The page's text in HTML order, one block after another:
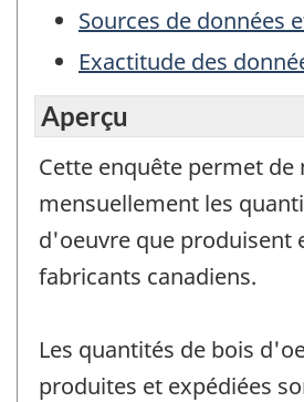
Sources de données
Exactitude des
Aperçu
Cette enquête permet de
mensuellement les
d'oeuvre que produisent
fabricants canadiens.
Les quantités de bois
produites et expédiées